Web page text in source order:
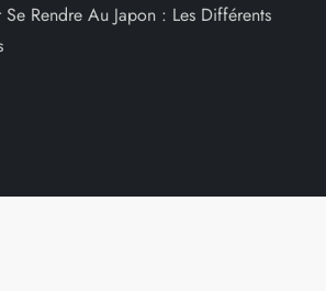
Se Rendre Au Japon : Les Différents